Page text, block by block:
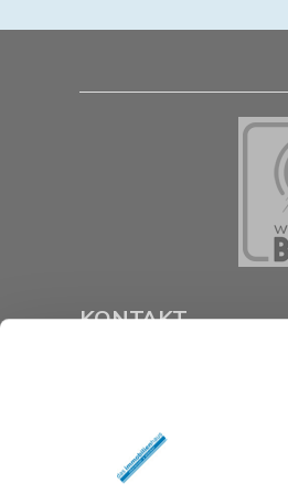
KONTAKT
38100 Braunschweig